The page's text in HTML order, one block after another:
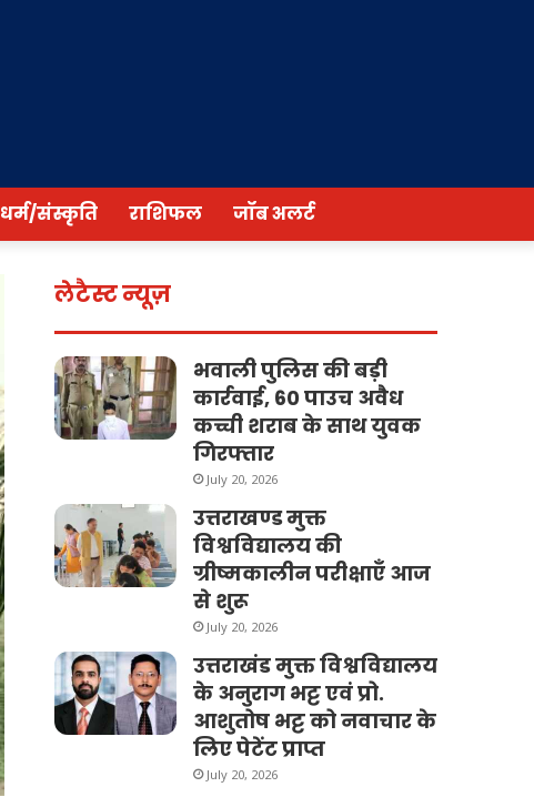
धर्म/संस्कृति राशिफल जॉब अलर्ट
लेटैस्ट न्यूज़
भवाली पुलिस की बड़ी
कार्रवाई, 60 पाउच अवैध
कच्ची शराब के साथ युवक
गिरफ्तार
July 20, 2026
उत्तराखण्ड मुक्त
विश्वविद्यालय की
ग्रीष्मकालीन परीक्षाएँ आज
से शुरू
July 20, 2026
उत्तराखंड मुक्त विश्वविद्यालय
के अनुराग भट्ट एवं प्रो.
आशुतोष भट्ट को नवाचार के
लिए पेटेंट प्राप्त
July 20, 2026